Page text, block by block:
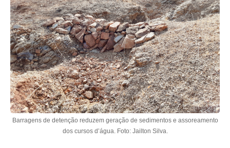
Barragens de detenção reduzem geração de sedimentos e assoreamento
dos cursos d’água. Foto: Jailton Silva.